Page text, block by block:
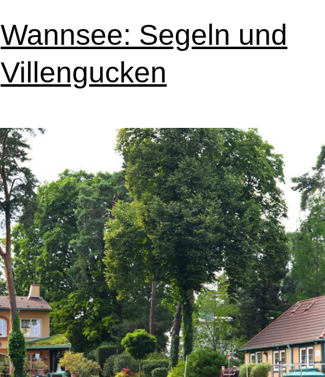
Wannsee: Segeln und
Villengucken